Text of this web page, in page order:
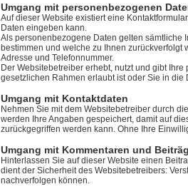
Umgang mit personenbezogenen
Auf dieser Website existiert eine
Daten eingeben kann.
Als personenbezogene Daten gelten sämtliche
bestimmen und welche zu Ihnen
Adresse und Telefonnummer.
Der Websitebetreiber erhebt, nutzt und gibt
gesetzlichen Rahmen erlaubt ist oder Sie in die
Umgang mit Kontaktdaten
Nehmen Sie mit dem Websitebetreiber durch
werden Ihre Angaben gespeichert, damit auf
zurückgegriffen werden kann. Ohne Ihre
Umgang mit Kommentaren und
Hinterlassen Sie auf dieser Website einen
dient der Sicherheit des Websitebetreibers:
nachverfolgen können.